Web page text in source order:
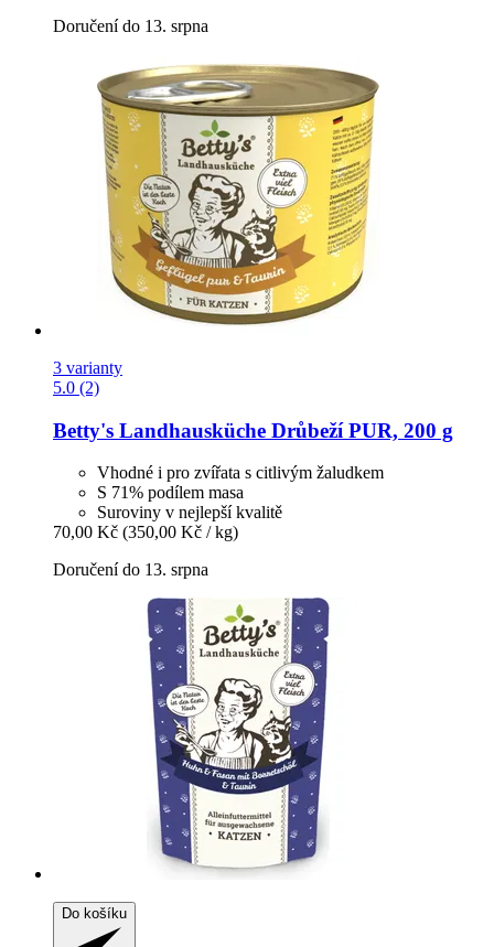
Doručení do 13. srpna
3 varianty
5.0 (2)
Betty's Landhausküche Drůbeží PUR, 200 g
Vhodné i pro zvířata s citlivým žaludkem
S 71% podílem masa
Suroviny v nejlepší kvalitě
70,00 Kč (350,00 Kč / kg)
Doručení do 13. srpna
Do košíku